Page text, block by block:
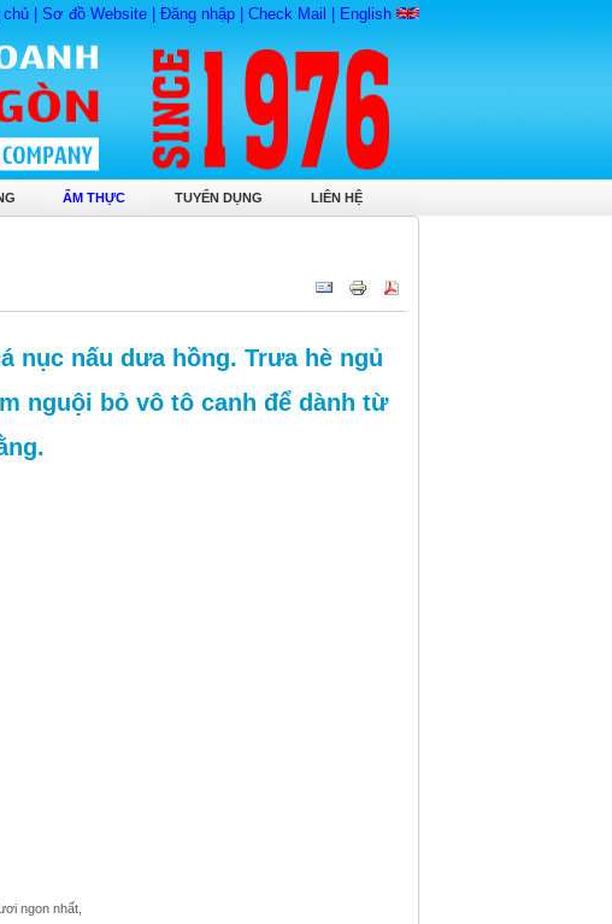
chủ Sơ đồ Website Đăng nhập Check Mail English
ẨM THỰC TUYỂN DỤNG LIÊN HỆ
nục nấu dưa hồng. Trưa hè ngủ
nguội bỏ vô tô canh để dành từ
ngon nhất,